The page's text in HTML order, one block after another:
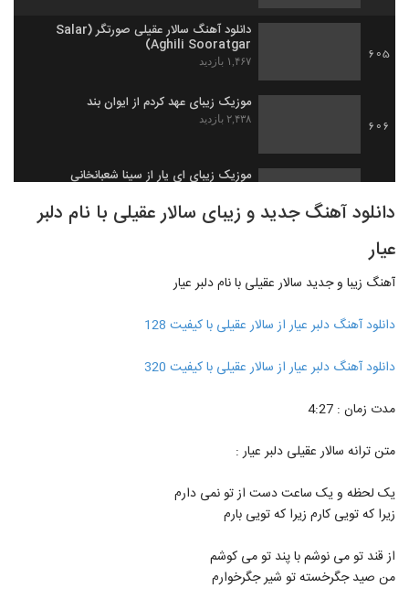
605
دانلود آهنگ سالار عقیلی صورتگر (Salar
Aghili Sooratgar)
۱,۴۶۷ بازدید
606
موزیک زیبای عهد کردم از ایوان بند
۲,۴۳۸ بازدید
موزیک زیبای ای یار از سینا شعبانخانی
دانلود آهنگ ابوالفضل اسماعیلی سرگردون
(Abolfazl Esmaeili Sargardoonam)
610
611
آهنگ مسعود صابری بنام فرشته (رمیکس)
612
۱,۷۰۸ بازدید
دانلود آهنگ جدید و زیبای سالار عقیلی با نام دلبر
عیار
آهنگ زیبا و جدید سالار عقیلی با نام دلبر عیار
دانلود آهنگ دلبر عیار از سالار عقیلی با کیفیت 128
دانلود آهنگ دلبر عیار از سالار عقیلی با کیفیت 320
مدت زمان : 4:27
متن ترانه سالار عقیلی دلبر عیار :
یک لحظه و یک ساعت دست از تو نمی دارم
زیرا که تویی کارم زیرا که تویی بارم
از قند تو می نوشم با پند تو می کوشم
من صید جگرخسته تو شیر جگرخوارم